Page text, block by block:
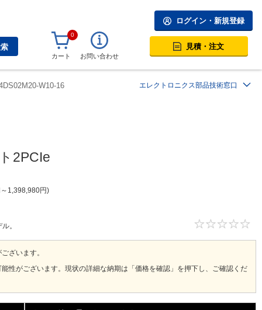
ログイン・新規登録
0
カート お問い合わせ
見積・注文
W10-16 エレクトロニクス部品技術窓口
2PCIe
～ 1,398,980円
。
ざいます。
性がございます。現状の詳細な納期は「価格を確認」を押下し、ご確認くだ